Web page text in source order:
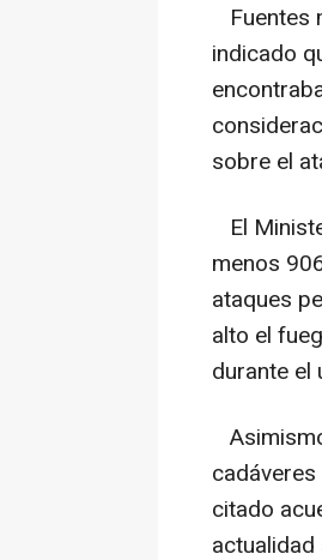
Fuentes
indicado
sobre el
El
menos
ataques
alto el
durante el
citado